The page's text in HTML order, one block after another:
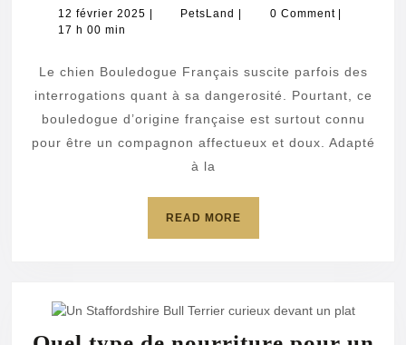
:
ce
un
chien
12 février 2025 12
| PetsLand PetsLand
| 0 Comment |
17 h 00 min
Le chien Bouledogue Français suscite parfois des
interrogations quant à sa dangerosité. Pourtant, ce
bouledogue d’origine française est surtout connu
pour être un compagnon affectueux et doux. Adapté
à la
READ MOREREAD